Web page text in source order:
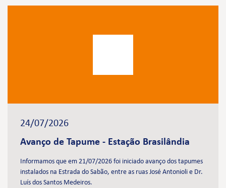
24/07/2026
Avanço de Tapume - Estação Brasilândia
Informamos que em 21/07/2026 foi iniciado avanço dos tapumes
instalados na Estrada do Sabão, entre as ruas José Antonioli e Dr.
Luís dos Santos Medeiros.